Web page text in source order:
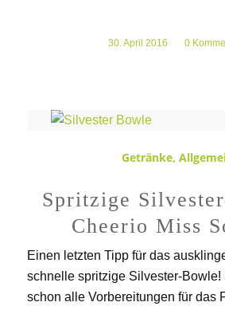
30. April 2016
/ 0
Getränke,
Spritzige
Cheerio Miss
Einen letzten Tipp für das
schnelle spritzige Silvester-Bowle!
schon alle Vorbereitungen für das